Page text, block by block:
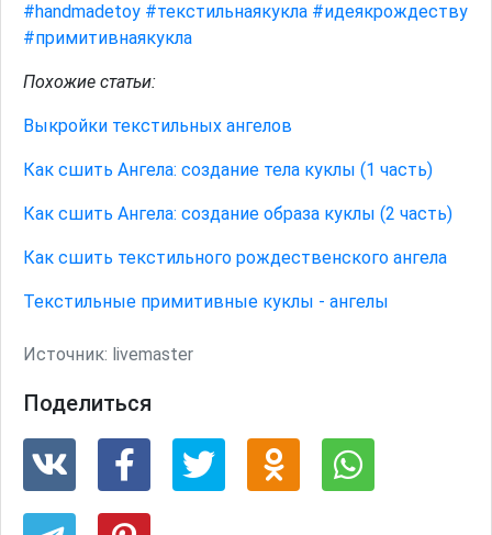
#handmadetoy #текстильнаякукла #идеякрождеству
#примитивнаякукла
Похожие статьи:
Выкройки текстильных ангелов
Как сшить Ангела: создание тела куклы (1 часть)
Как сшить Ангела: создание образа куклы (2 часть)
Как сшить текстильного рождественского ангела
Текстильные примитивные куклы - ангелы
Источник: livemaster
Поделиться